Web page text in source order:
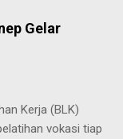
Gelar
Kerja (BLK)
vokasi tiap